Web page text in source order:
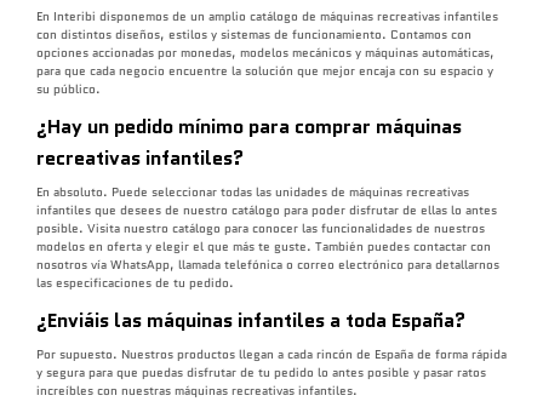
En Interibi disponemos de un amplio catálogo de máquinas recreativas infantiles
con distintos diseños, estilos y sistemas de funcionamiento. Contamos con
opciones accionadas por monedas, modelos mecánicos y máquinas automáticas,
para que cada negocio encuentre la solución que mejor encaja con su espacio y
su público.
¿Hay un pedido mínimo para comprar máquinas
recreativas infantiles?
En absoluto. Puede seleccionar todas las unidades de máquinas recreativas
infantiles que desees de nuestro catálogo para poder disfrutar de ellas lo antes
posible. Visita nuestro catálogo para conocer las funcionalidades de nuestros
modelos en oferta y elegir el que más te guste. También puedes contactar con
nosotros vía WhatsApp, llamada telefónica o correo electrónico para detallarnos
las especificaciones de tu pedido.
¿Enviáis las máquinas infantiles a toda España?
Por supuesto. Nuestros productos llegan a cada rincón de España de forma rápida
y segura para que puedas disfrutar de tu pedido lo antes posible y pasar ratos
increíbles con nuestras máquinas recreativas infantiles.